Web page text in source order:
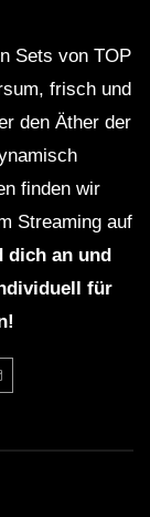
Sets von TOP
frisch und
den Äther der
finden wir
Streaming auf
dich an und
für